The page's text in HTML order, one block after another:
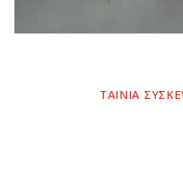
ΤΑΙΝΙΑ